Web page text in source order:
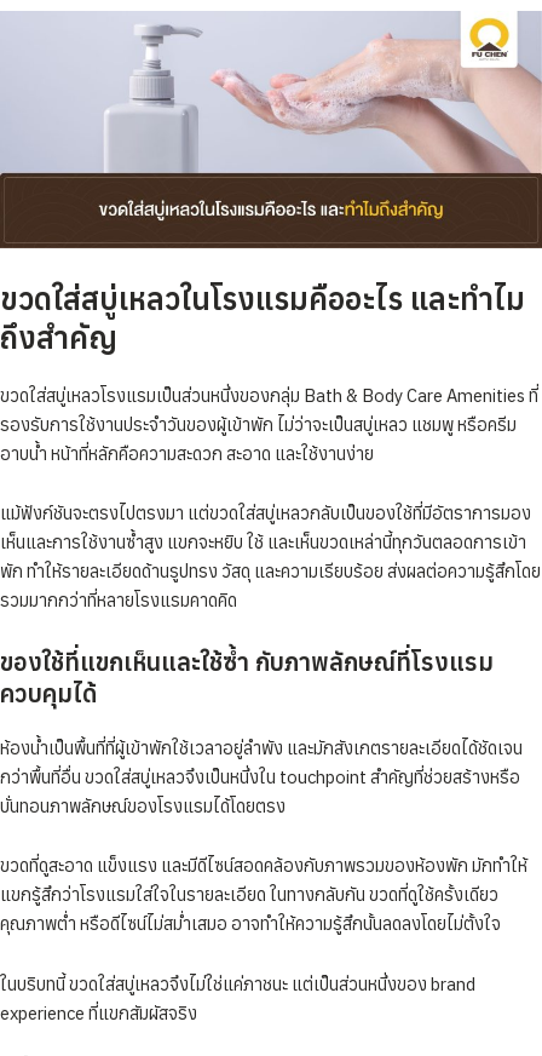
ขวดใส่สบู่เหลวในโรงแรมคืออะไร และทำไม
ถึงสำคัญ
ขวดใส่สบู่เหลวโรงแรมเป็นส่วนหนึ่งของกลุ่ม Bath & Body Care Amenities ที่
รองรับการใช้งานประจำวันของผู้เข้าพัก ไม่ว่าจะเป็นสบู่เหลว แชมพู หรือครีม
อาบน้ำ หน้าที่หลักคือความสะดวก สะอาด และใช้งานง่าย
แม้ฟังก์ชันจะตรงไปตรงมา แต่ขวดใส่สบู่เหลวกลับเป็นของใช้ที่มีอัตราการมอง
เห็นและการใช้งานซ้ำสูง แขกจะหยิบ ใช้ และเห็นขวดเหล่านี้ทุกวันตลอดการเข้า
พัก ทำให้รายละเอียดด้านรูปทรง วัสดุ และความเรียบร้อย ส่งผลต่อความรู้สึกโดย
รวมมากกว่าที่หลายโรงแรมคาดคิด
ของใช้ที่แขกเห็นและใช้ซ้ำ กับภาพลักษณ์ที่โรงแรม
ควบคุมได้
ห้องน้ำเป็นพื้นที่ที่ผู้เข้าพักใช้เวลาอยู่ลำพัง และมักสังเกตรายละเอียดได้ชัดเจน
กว่าพื้นที่อื่น ขวดใส่สบู่เหลวจึงเป็นหนึ่งใน touchpoint สำคัญที่ช่วยสร้างหรือ
บั่นทอนภาพลักษณ์ของโรงแรมได้โดยตรง
ขวดที่ดูสะอาด แข็งแรง และมีดีไซน์สอดคล้องกับภาพรวมของห้องพัก มักทำให้
แขกรู้สึกว่าโรงแรมใส่ใจในรายละเอียด ในทางกลับกัน ขวดที่ดูใช้ครั้งเดียว
คุณภาพต่ำ หรือดีไซน์ไม่สม่ำเสมอ อาจทำให้ความรู้สึกนั้นลดลงโดยไม่ตั้งใจ
ในบริบทนี้ ขวดใส่สบู่เหลวจึงไม่ใช่แค่ภาชนะ แต่เป็นส่วนหนึ่งของ brand
experience ที่แขกสัมผัสจริง